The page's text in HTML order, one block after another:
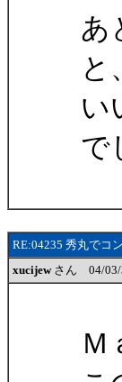
あ
と
い
で
RE:04235 秀丸でコ
xucijewさん 04/03/
Ｍ